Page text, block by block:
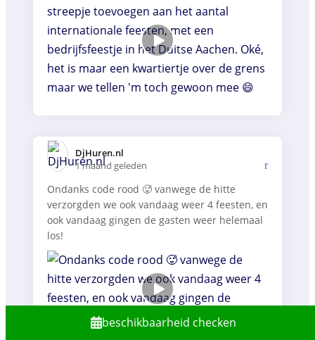
DjHuren.nl️
1 maand geleden
Ondanks code rood 🥵 vanwege de hitte
verzorgden we ook vandaag weer 4 feesten, en
ook vandaag gingen de gasten weer helemaal
los!
beschikbaarheid checken